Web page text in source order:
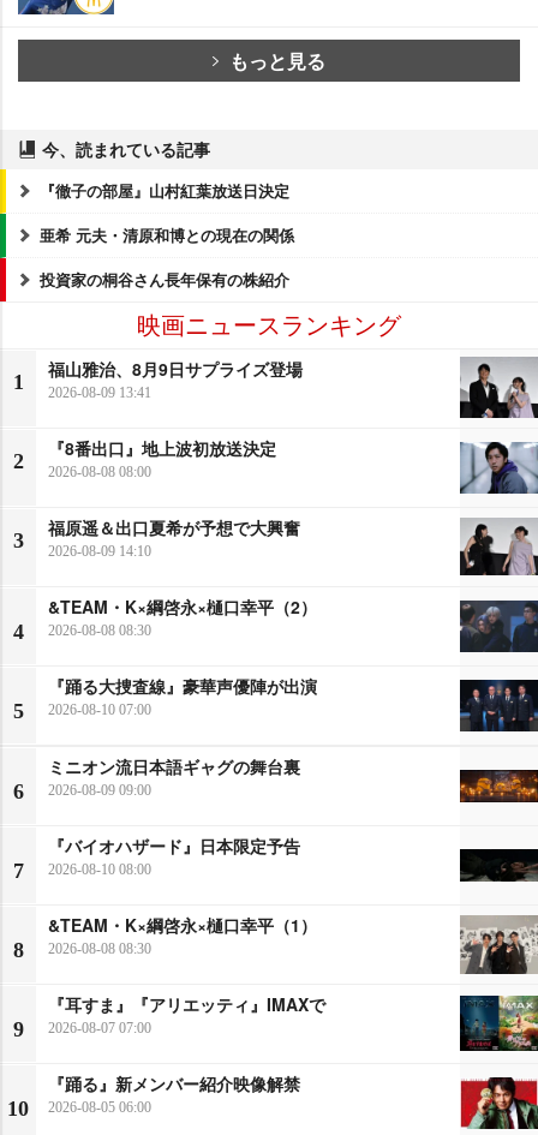
もっと見る
今、読まれている記事
『徹子の部屋』山村紅葉放送日決定
亜希 元夫・清原和博との現在の関係
投資家の桐谷さん長年保有の株紹介
映画ニュースランキング
1
福山雅治、8月9日サプライズ登場
2026-08-09 13:41
2
『8番出口』地上波初放送決定
2026-08-08 08:00
3
福原遥＆出口夏希が予想で大興奮
2026-08-09 14:10
4
&TEAM・K×綱啓永×樋口幸平（2）
2026-08-08 08:30
5
『踊る大捜査線』豪華声優陣が出演
2026-08-10 07:00
6
ミニオン流日本語ギャグの舞台裏
2026-08-09 09:00
7
『バイオハザード』日本限定予告
2026-08-10 08:00
8
&TEAM・K×綱啓永×樋口幸平（1）
2026-08-08 08:30
9
『耳すま』『アリエッティ』IMAXで
2026-08-07 07:00
10
『踊る』新メンバー紹介映像解禁
2026-08-05 06:00